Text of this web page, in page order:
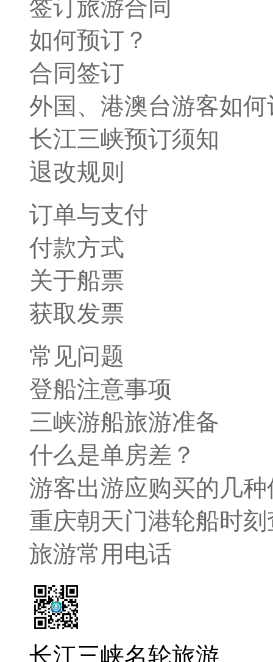
签订旅游合同
如何预订？
合同签订
外国、港澳台游客如何
长江三峡预订须知
退改规则
订单与支付
付款方式
关于船票
获取发票
常见问题
登船注意事项
三峡游船旅游准备
什么是单房差？
游客出游应购买的几种
重庆朝天门港轮船时
旅游常用电话
长江三峡名轮旅游